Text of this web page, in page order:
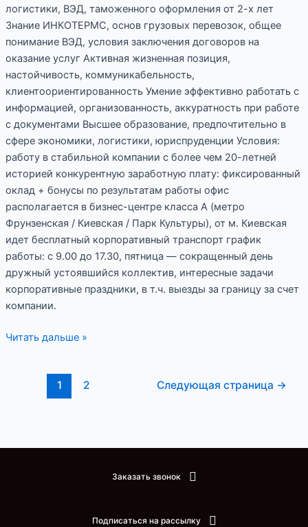
логистики, ВЭД, таможенного оформления от 2-х лет
Знание ИНКОТЕРМС, основ грузовых перевозок, общее
понимание ВЭД, условия заключения договоров на
оказание услуг Активная жизненная позиция,
настойчивость, коммуникабельность,
клиентоориентированность Умение эффективно работать с
информацией, организованность, аккуратность при работе
с документами Высшее образование, предпочтительно в
сфере экономики, логистики, юриспруденции Условия:
работу в стабильной компании с более чем 20-летней
историей конкурентную заработную плату: фиксированный
оклад + бонусы по результатам работы офис
располагается в бизнес-центре класса А (метро
Фрунзенская / Киевская / Парк Культуры), от м. Киевская
идет бесплатный корпоративный транспорт график
работы: с 9.00 до 17.30, пятница — сокращенный день
дружный устоявшийся коллектив, интересные задачи
корпоративные праздники, в т.ч. выезды за границу за счет
компании.
Читать дальше »
1 2 Следующая страница →
Заказать звонок
Подписаться на рассылку